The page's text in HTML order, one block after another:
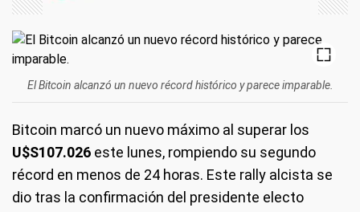
El Bitcoin alcanzó un nuevo récord histórico y parece imparable.
Bitcoin marcó un nuevo máximo al superar los
U$S107.026 este lunes, rompiendo su segundo
récord en menos de 24 horas. Este rally alcista se
dio tras la confirmación del presidente electo